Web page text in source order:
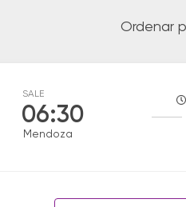
Ordenar
SALE
06:30
Mendoza